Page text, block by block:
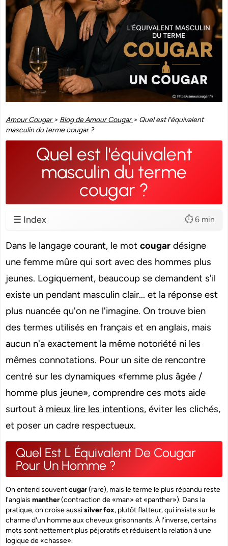
Amour Cougar > Blog de Amour Cougar > Quel est l'équivalent
masculin du terme cougar ?
Quel est l'équivalent
masculin du terme
cougar ?
☰ Index ⏱️ 6 min
Dans le langage courant, le mot cougar désigne
une femme mûre qui sort avec des hommes plus
jeunes. Logiquement, beaucoup se demandent s'il
existe un pendant masculin clair... et la réponse est
plus nuancée qu'on ne l'imagine. On trouve bien
des termes utilisés en français et en anglais, mais
aucun n'a exactement la même notoriété ni les
mêmes connotations. Pour un site de rencontre
centré sur les dynamiques «femme plus âgée /
homme plus jeune», comprendre ces mots aide
surtout à mieux lire les intentions, éviter les clichés,
et poser un cadre respectueux.
Quel Est L Équivalent De Cougar
Pour Un Homme ?
On entend souventcugar(rare), mais le terme le plus répandu reste
l'anglais manther(contraction de «man» et «panther»). Dans la
pratique, on croise aussisilver fox, plutôt flatteur, qui insiste sur le
charme d'un homme aux cheveux grisonnants. À l'inverse, certains
mots sont nettement plus péjoratifs et réduisent la relation à une
logique de «chasse».